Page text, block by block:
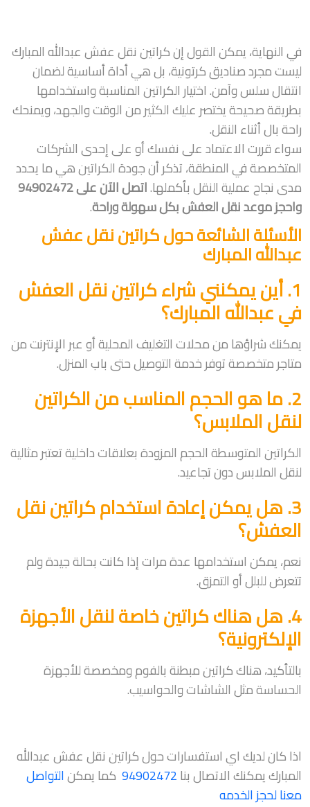
في النهاية، يمكن القول إن كراتين نقل عفش عبدالله المبارك
ليست مجرد صناديق كرتونية، بل هي أداة أساسية لضمان
انتقال سلس وآمن. اختيار الكراتين المناسبة واستخدامها
بطريقة صحيحة يختصر عليك الكثير من الوقت والجهد، ويمنحك
راحة بال أثناء النقل.
سواء قررت الاعتماد على نفسك أو على إحدى الشركات
المتخصصة في المنطقة، تذكر أن جودة الكراتين هي ما يحدد
مدى نجاح عملية النقل بأكملها.
اتصل الآن على 94902472
واحجز موعد نقل العفش بكل سهولة وراحة.
الأسئلة الشائعة حول كراتين نقل عفش
عبدالله المبارك
1. أين يمكنني شراء كراتين نقل العفش
في عبدالله المبارك؟
يمكنك شراؤها من محلات التغليف المحلية أو عبر الإنترنت من
متاجر متخصصة توفر خدمة التوصيل حتى باب المنزل.
2. ما هو الحجم المناسب من الكراتين
لنقل الملابس؟
الكراتين المتوسطة الحجم المزودة بعلاقات داخلية تعتبر مثالية
لنقل الملابس دون تجاعيد.
3. هل يمكن إعادة استخدام كراتين نقل
العفش؟
نعم، يمكن استخدامها عدة مرات إذا كانت بحالة جيدة ولم
تتعرض للبلل أو التمزق.
4. هل هناك كراتين خاصة لنقل الأجهزة
الإلكترونية؟
بالتأكيد، هناك كراتين مبطنة بالفوم ومخصصة للأجهزة
الحساسة مثل الشاشات والحواسيب.
اذا كان لديك اي استفسارات حول كراتين نقل عفش عبدالله
المبارك يمكنك الاتصال بنا94902472 كما يمكنالتواصل
معنا لحجز الخدمه